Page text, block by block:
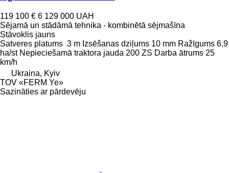
119 100 € 6 129 000 UAH
Sējamā un stādāmā tehnika - kombinētā sējmašīna
Stāvoklis jauns
Satveres platums 3 m Izsēšanas dziļums 10 mm Ražīgums 6,9
ha/st Nepieciešamā traktora jauda 200 ZS Darba ātrums 25
km/h
Ukraina, Kyiv
TOV «FERM Ye»
Sazināties ar pārdevēju